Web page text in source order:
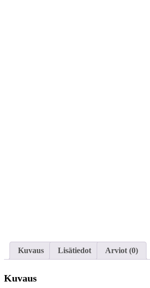
Kuvaus Lisätiedot Arviot (0)
Kuvaus